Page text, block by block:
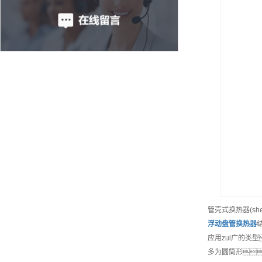
管壳式换热器
浮动盘管换热器
应用zui广的类
多为圆筒形